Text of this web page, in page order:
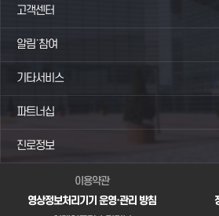
고객센터
알림˙참여
기타서비스
파트너십
진로정보
이용약관
영상정보처리기기 운영·관리 방침